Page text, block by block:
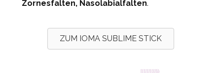
Zornesfalten, Nasolabialfalten.
ZUM IOMA SUBLIME STICK